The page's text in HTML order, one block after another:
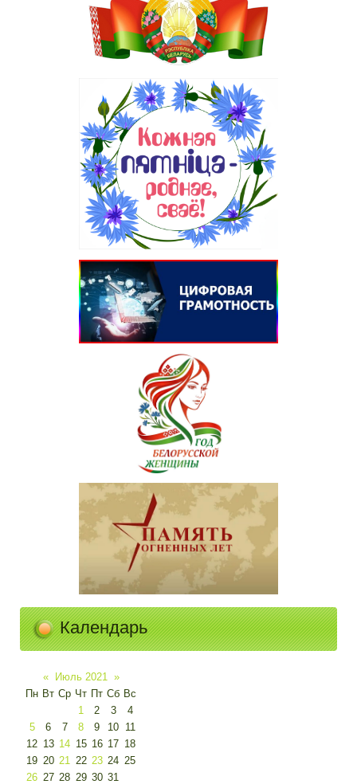
Календарь
« Июль 2021
»
Пн Вт Ср Чт Пт Сб Вс
1
2 3
4
5
6 7 8 9 10 11
12 13 14 15 16 17 18
19 20 21 22 23 24 25
26 27 28 29 30 31